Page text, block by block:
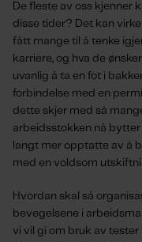
De fleste av oss kjenner
disse tider? Det kan
fått mange til å tenke
karriere, og hva de
uvanlig å ta en fot i
forbindelse med en
dette skjer med så
arbeidsstokken nå
langt mer opptatte av å
med en voldsom
Hvordan skal så
bevegelsene i
vi vil gi om bruk av